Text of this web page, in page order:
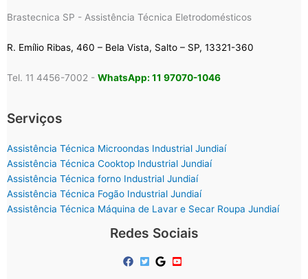
Brastecnica SP - Assistência Técnica Eletrodomésticos
R. Emílio Ribas, 460 – Bela Vista, Salto – SP, 13321-360
Tel. 11 4456-7002 - WhatsApp: 11 97070-1046
Serviços
Assistência Técnica Microondas Industrial Jundiaí
Assistência Técnica Cooktop Industrial Jundiaí
Assistência Técnica forno Industrial Jundiaí
Assistência Técnica Fogão Industrial Jundiaí
Assistência Técnica Máquina de Lavar e Secar Roupa Jundiaí
Redes Sociais